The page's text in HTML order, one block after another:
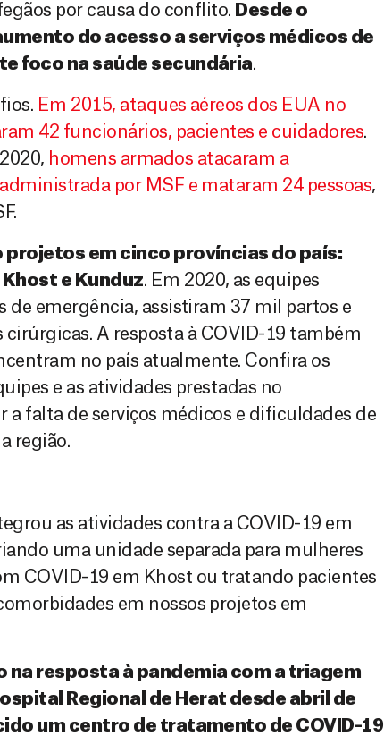
por causa do conflito. Desde o
do acesso a serviços médicos de
foco na saúde secundária.
Em 2015, ataques aéreos dos EUA no
42 funcionários, pacientes e cuidadores.
homens armados atacaram a
por MSF e mataram 24 pessoas,
projetos em cinco províncias do país:
e Kunduz. Em 2020, as equipes
emergência, assistiram 37 mil partos e
cirúrgicas. A resposta à COVID-19 também
no país atualmente. Confira os
e as atividades prestadas no
a falta de serviços médicos e dificuldades de
região.
as atividades contra a COVID-19 em
uma unidade separada para mulheres
COVID-19 em Khost ou tratando pacientes
em nossos projetos em
na resposta à pandemia com a triagem
Regional de Herat desde abril de
um centro de tratamento de COVID-19